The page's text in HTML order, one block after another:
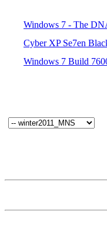
Windows 7 - The
Cyber XP Se7en
Windows 7 Build